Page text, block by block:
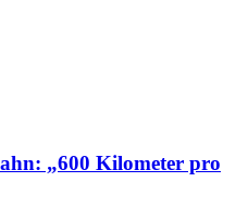
„600 Kilometer pro